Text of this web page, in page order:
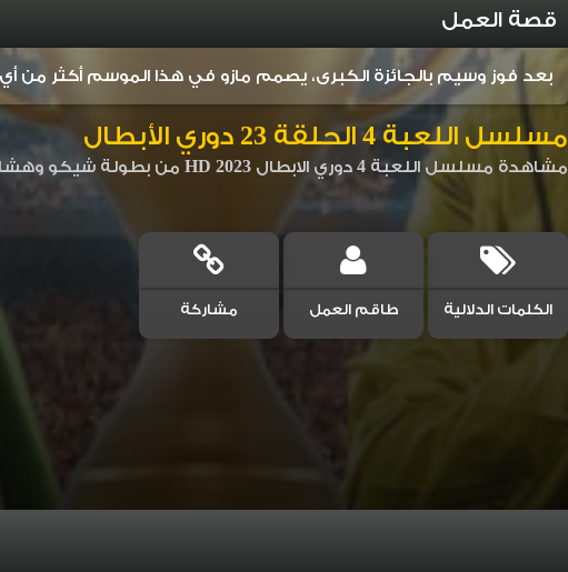
قصة العمل
بعد فوز وسيم بالجائزة الكبرى، يصمم مازو في هذا الموسم أكثر من
مسلسل اللعبة 4 الحلقة 23 دوري الأبطال
مشاهدة مسلسل اللعبة 4 دوري الابطال 2023 HD من بطولة شيكو وهشام ماجد المسلسل المصري اللعبة الموسم الرابع
الكلمات الدلالية طاقم العمل مشاركة